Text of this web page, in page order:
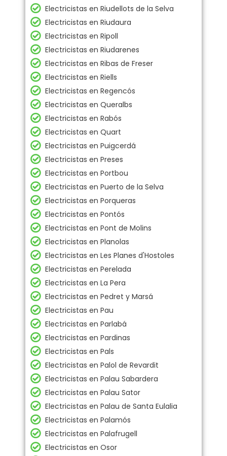
Electricistas en Riudellots de la Selva
Electricistas en Riudaura
Electricistas en Ripoll
Electricistas en Riudarenes
Electricistas en Ribas de Freser
Electricistas en Riells
Electricistas en Regencós
Electricistas en Queralbs
Electricistas en Rabós
Electricistas en Quart
Electricistas en Puigcerdá
Electricistas en Preses
Electricistas en Portbou
Electricistas en Puerto de la Selva
Electricistas en Porqueras
Electricistas en Pontós
Electricistas en Pont de Molins
Electricistas en Planolas
Electricistas en Les Planes d'Hostoles
Electricistas en Perelada
Electricistas en La Pera
Electricistas en Pedret y Marsá
Electricistas en Pau
Electricistas en Parlabá
Electricistas en Pardinas
Electricistas en Pals
Electricistas en Palol de Revardit
Electricistas en Palau Sabardera
Electricistas en Palau Sator
Electricistas en Palau de Santa Eulalia
Electricistas en Palamós
Electricistas en Palafrugell
Electricistas en Osor